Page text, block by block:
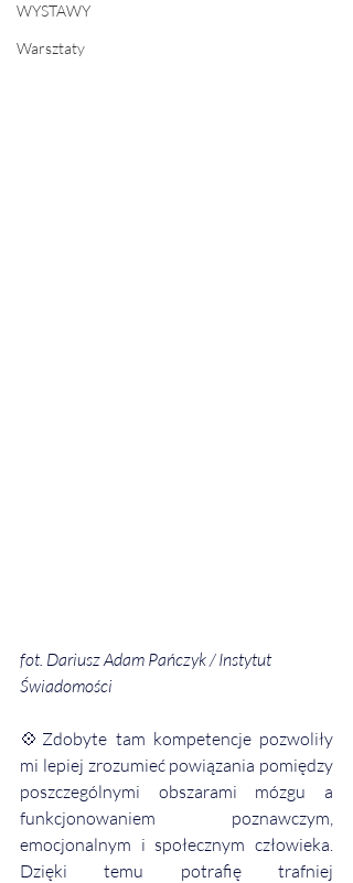
WYSTAWY
Warsztaty
fot. Dariusz Adam Pańczyk / Instytut
Świadomości
💠 Zdobyte tam kompetencje pozwoliły
mi lepiej zrozumieć powiązania pomiędzy
poszczególnymi obszarami mózgu a
funkcjonowaniem poznawczym,
emocjonalnym i społecznym człowieka.
Dzięki temu potrafię trafniej